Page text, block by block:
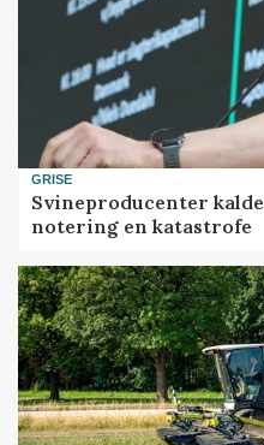
GRISE
Svineproducenter
notering en katastrofe